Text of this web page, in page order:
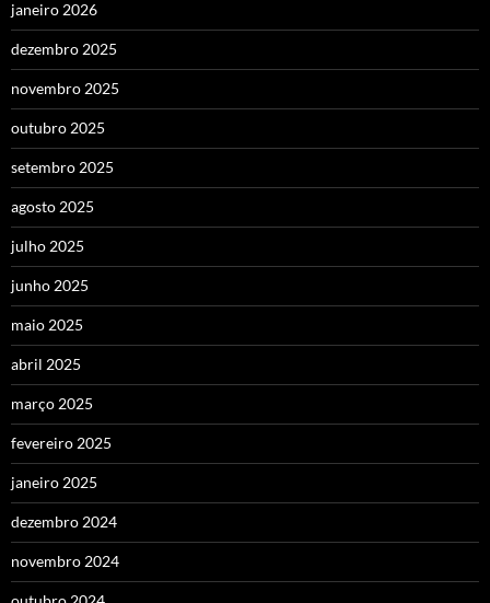
janeiro 2026
dezembro 2025
novembro 2025
outubro 2025
setembro 2025
agosto 2025
julho 2025
junho 2025
maio 2025
abril 2025
março 2025
fevereiro 2025
janeiro 2025
dezembro 2024
novembro 2024